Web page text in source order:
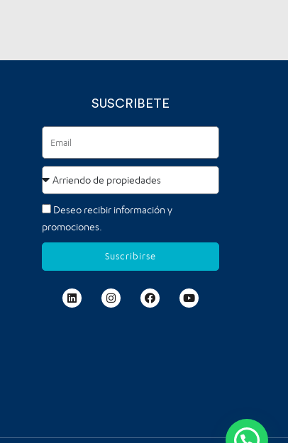
SUSCRIBETE
Deseo recibir información y
promociones.
Suscribirse
¿Necesitas ayuda?